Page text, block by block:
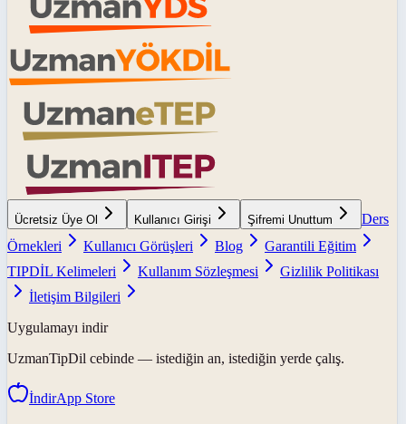
Ücretsiz Üye Ol Kullanıcı Girişi Şifremi Unuttum
Ders
Örnekleri
Kullanıcı Görüşleri Blog
Garantili Eğitim
TIPDİL Kelimeleri
Kullanım Sözleşmesi
Gizlilik Politikası
İletişim Bilgileri
Uygulamayı indir
UzmanTipDil cebinde — istediğin an, istediğin yerde çalış.
İndirApp Store